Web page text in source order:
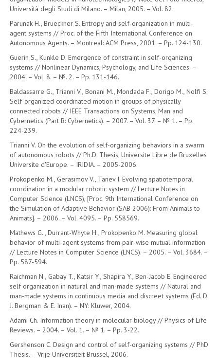
Università degli Studi di Milano. – Milan, 2005. – Vol. 82.
Parunak H., Brueckner S. Entropy and self-organization in multi-
agent systems // Proc. of the Fifth International Conference on
Autonomous Agents. – Montreal: ACM Press, 2001. – Pp. 124-130.
Guerin S., Kunkle D. Emergence of constraint in self-organizing
systems // Nonlinear Dynamics, Psychology, and Life Sciences. –
2004. – Vol. 8. – №. 2. – Pp. 131-146.
Baldassarre G., Trianni V., Bonani M., Mondada F., Dorigo M., Nolfi S.
Self-organized coordinated motion in groups of physically
connected robots // IEEE Transactions on Systems, Man and
Cybernetics (Part B: Cybernetics). – 2007. – Vol. 37. – № 1. – Pp.
224-239.
Trianni V. On the evolution of self-organizing behaviors in a swarm
of autonomous robots // Ph.D. Thesis, Universite Libre de Bruxelles
Universite d'Europe. – IRIDIA. – 2005-2006.
Prokopenko M., Gerasimov V., Tanev I. Evolving spatiotemporal
coordination in a modular robotic system // Lecture Notes in
Computer Science (LNCS), [Proc. 9th International Conference on
the Simulation of Adaptive Behavior (SAB 2006): From Animals to
Animats]. – 2006. – Vol. 4095. – Pp. 558569.
Mathews G. , Durrant-Whyte H., Prokopenko M. Measuring global
behavior of multi-agent systems from pair-wise mutual information
// Lecture Notes in Computer Science (LNCS). – 2005. – Vol. 3684. –
Pp. 587-594.
Raichman N., Gabay T., Katsir Y., Shapira Y., Ben-Jacob E. Engineered
self organization in natural and man-made systems // Natural and
man-made systems in continuous media and discreet systems (Ed. D.
J. Bergman & E. Inan). – NY: Kluwer, 2004.
Adami Ch. Information theory in molecular biology // Physics of Life
Reviews. – 2004. – Vol. 1. – № 1. – Pp. 3-22.
Gershenson C. Design and control of self-organizing systems // PhD
Thesis. – Vrije Universiteit Brussel, 2006.